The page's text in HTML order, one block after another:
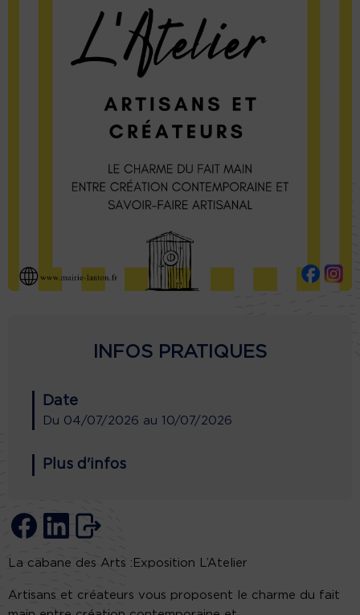
INFOS PRATIQUES
Date
Du 04/07/2026 au 10/07/2026
Plus d'infos
La cabane des Arts :Exposition L’Atelier
Artisans et créateurs vous proposent le charme du fait